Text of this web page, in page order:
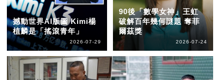
撼動世界AI版圖 Kimi楊
植麟是「搖滾青年」
2026-07-29
90後「數學女神」王虹
破解百年幾何謎題 奪菲
爾茲獎
2026-07-24